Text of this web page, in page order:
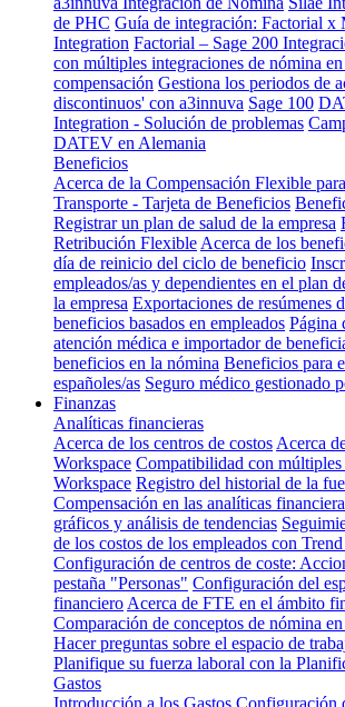
de PHC Guía de integración: Factorial x
Integration Factorial – Sage 200
con múltiples integraciones de nómina
compensación Gestiona los periodos de
discontinuos' con a3innuva Sage 100
Integration - Solución de problemas
DATEV en Alemania
Beneficios
Acerca de la Compensación Flexible
Transporte - Tarjeta de Beneficios
Registrar un plan de salud de la empresa
Retribución Flexible Acerca de los
día de reinicio del ciclo de beneficio
empleados/as y dependientes en el plan
la empresa Exportaciones de resúmenes
beneficios basados en empleados Página
atención médica e importador de
beneficios en la nómina Beneficios para
españoles/as Seguro médico gestionado
Finanzas
Analíticas financieras
Acerca de los centros de costos Acerca
Workspace Compatibilidad con
Workspace Registro del historial de la
Compensación en las analíticas
gráficos y análisis de tendencias
de los costos de los empleados con
Configuración de centros de coste:
pestaña "Personas" Configuración del
financiero Acerca de FTE en el ámbito
Comparación de conceptos de nómina
Hacer preguntas sobre el espacio de
Planifique su fuerza laboral con la
Gastos
Introducción a los Gastos Configuración